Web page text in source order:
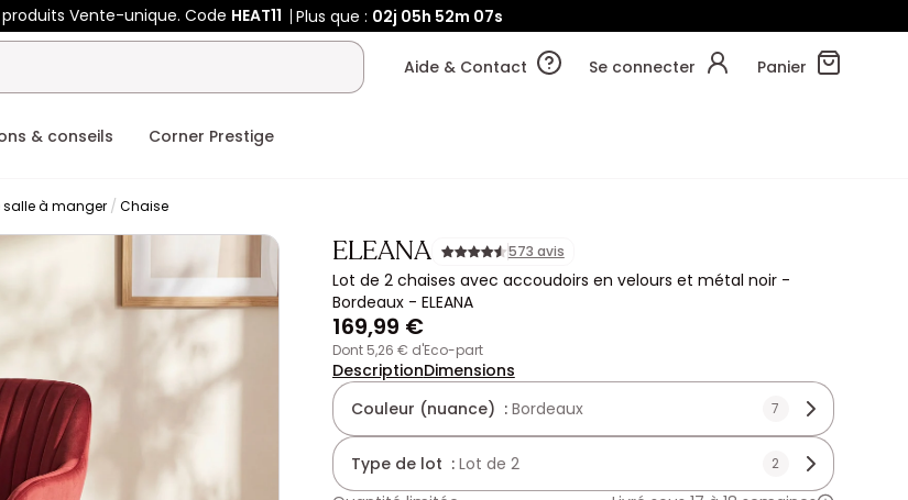
produits Vente-unique. Code HEAT11 Plus que : 02j 05h 52m 05s
Aide & Contact Se connecter Panier
& conseils Corner Prestige
salle à manger Chaise
ELEANA 573 avis
Lot de 2 chaises avec accoudoirs en velours et métal noir -
Bordeaux - ELEANA
169,99 €
dont 5,26 € d'Eco-part
DescriptionDimensions
Couleur (nuance) : Bordeaux 7
Type de lot : Lot de 2 2